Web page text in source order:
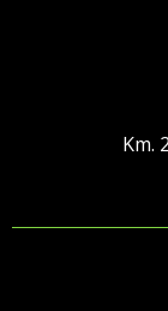
Km.